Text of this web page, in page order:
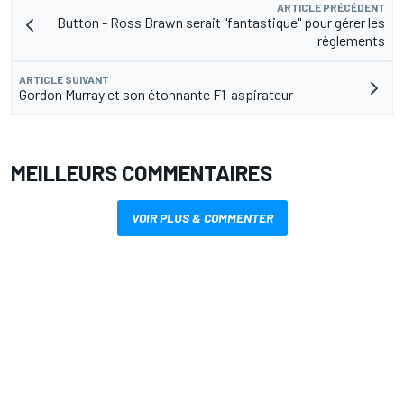
ARTICLE PRÉCÉDENT
Button - Ross Brawn serait "fantastique" pour gérer les
règlements
ARTICLE SUIVANT
Gordon Murray et son étonnante F1-aspirateur
MEILLEURS COMMENTAIRES
VOIR PLUS & COMMENTER